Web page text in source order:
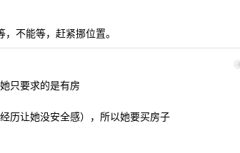
不能等，赶紧挪位置。
4
只要求的是有房
历让她没安全感），所以她要买房子